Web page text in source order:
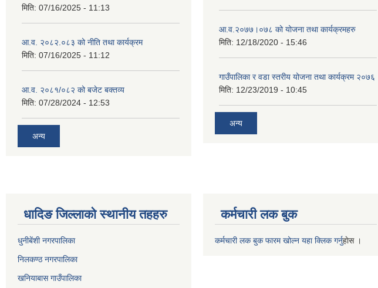
मिति: 07/16/2025 - 11:13
आ.व. २०८२.०८३ को नीति तथा कार्यक्रम
मिति: 07/16/2025 - 11:12
आ.व. २०८१/०८२ को बजेट बक्तव्य
मिति: 07/28/2024 - 12:53
अन्य
आ.व.२०७७।०७८ को योजना तथा कार्यक्रमहरु
मिति: 12/18/2020 - 15:46
गाउँपालिका र वडा स्तरीय योजना तथा कार्यक्रम २०७६
मिति: 12/23/2019 - 10:45
अन्य
धादिङ जिल्लाकाे स्थानीय तहहरु
धुनीबेंशी नगरपालिका
निलकण्ठ नगरपालिका
खनियाबास गाउँपालिका
कर्मचारी लक बुक
कर्मचारी लक बुक फारम खोल्न यहा क्लिक गर्नुहाेस ।